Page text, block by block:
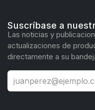
Suscríbase a
Las noticias y
actualizaciones de
directamente a su